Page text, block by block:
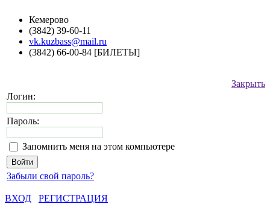
Кемерово
(3842) 39-60-11
vk.kuzbass@mail.ru
(3842) 66-00-84 [БИЛЕТЫ]
Закрыть
Логин:
Пароль:
Запомнить меня на этом компьютере
Забыли свой пароль?
ВХОД
РЕГИСТРАЦИЯ